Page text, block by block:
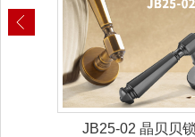
JB25-02 晶贝贝